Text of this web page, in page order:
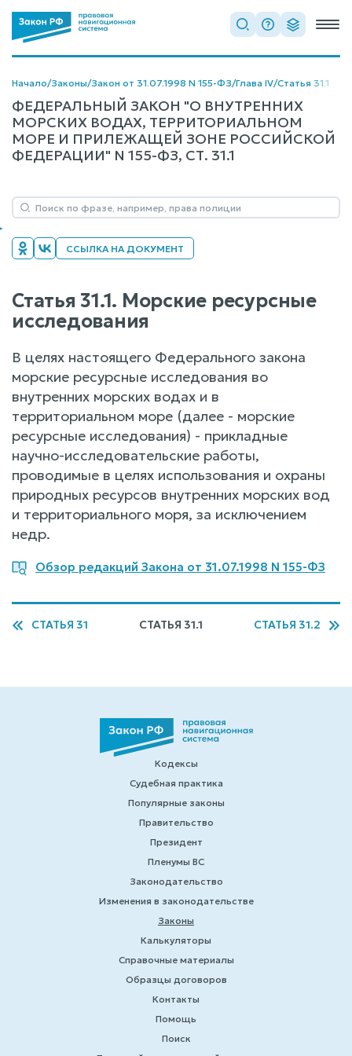
Начало/Законы/Закон от 31.07.1998 N 155-ФЗ/Глава IV/Статья 31.1
ФЕДЕРАЛЬНЫЙ ЗАКОН "О ВНУТРЕННИХ
МОРСКИХ ВОДАХ, ТЕРРИТОРИАЛЬНОМ
МОРЕ И ПРИЛЕЖАЩЕЙ ЗОНЕ РОССИЙСКОЙ
ФЕДЕРАЦИИ" N 155-ФЗ, СТ. 31.1
ССЫЛКА НА ДОКУМЕНТ
Статья 31.1. Морские ресурсные
исследования
В целях настоящего Федерального закона
морские ресурсные исследования во
внутренних морских водах и в
территориальном море (далее - морские
ресурсные исследования) - прикладные
научно-исследовательские работы,
проводимые в целях использования и охраны
природных ресурсов внутренних морских вод
и территориального моря, за исключением
недр.
Обзор редакций Закона от 31.07.1998 N 155-ФЗ
СТАТЬЯ 31 СТАТЬЯ 31.1 СТАТЬЯ 31.2
Кодексы
Судебная практика
Популярные законы
Правительство
Президент
Пленумы ВС
Законодательство
Изменения в законодательстве
Законы
Калькуляторы
Справочные материалы
Образцы договоров
Контакты
Помощь
Поиск